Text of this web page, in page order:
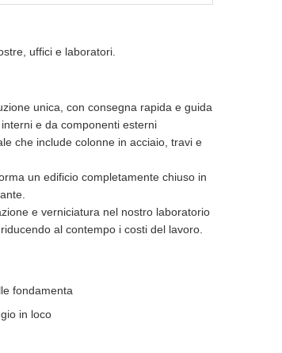
uffici e laboratori.
unica, con consegna rapida e guida
e da componenti esterni
che include colonne in acciaio, travi e
un edificio completamente chiuso in
e verniciatura nel nostro laboratorio
al contempo i costi del lavoro.
fondamenta
in loco